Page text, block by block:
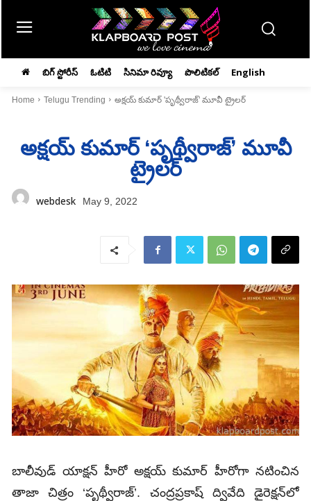
బిగ్ స్టోరీస్ ఓటిటి సినిమా రివ్యూ పొలిటికల్ English
Home Telugu Trending అక్షయ్‌ కుమార్‌ 'పృథ్వీరాజ్‌' మూవీ ట్రైలర్‌
అక్షయ్‌ కుమార్‌ ‘పృథ్వీరాజ్‌’ మూవీ
ట్రైలర్‌
webdesk May 9, 2022
బాలీవుడ్‌ యాక్షన్‌ హీరో అక్షయ్‌ కుమార్‌ హీరోగా నటించిన
తాజా చిత్రం ‘పృథ్వీరాజ్’‌. చంద్రప్రకాష్‌ ద్వివేది డైరెక్షన్‌లో